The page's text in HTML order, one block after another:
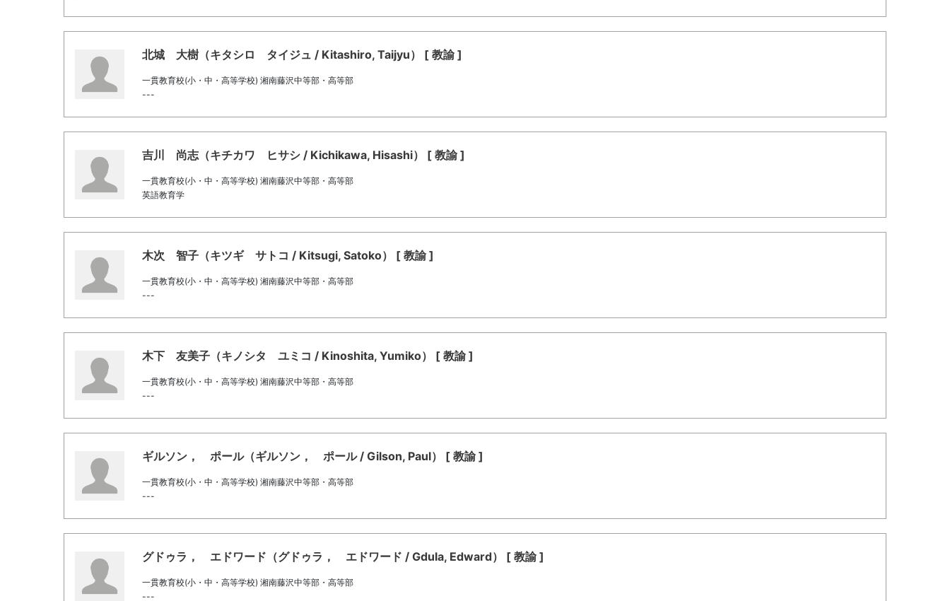
北城 大樹（キタシロ タイジュ / Kitashiro, Taijyu） [ 教諭 ]
一貫教育校(小・中・高等学校) 湘南藤沢中等部・高等部
---
吉川 尚志（キチカワ ヒサシ / Kichikawa, Hisashi） [ 教諭 ]
一貫教育校(小・中・高等学校) 湘南藤沢中等部・高等部
英語教育学
木次 智子（キツギ サトコ / Kitsugi, Satoko） [ 教諭 ]
一貫教育校(小・中・高等学校) 湘南藤沢中等部・高等部
---
木下 友美子（キノシタ ユミコ / Kinoshita, Yumiko） [ 教諭 ]
一貫教育校(小・中・高等学校) 湘南藤沢中等部・高等部
---
ギルソン， ポール（ギルソン， ポール / Gilson, Paul） [ 教諭 ]
一貫教育校(小・中・高等学校) 湘南藤沢中等部・高等部
---
グドゥラ， エドワード（グドゥラ， エドワード / Gdula, Edward） [ 教諭 ]
一貫教育校(小・中・高等学校) 湘南藤沢中等部・高等部
---